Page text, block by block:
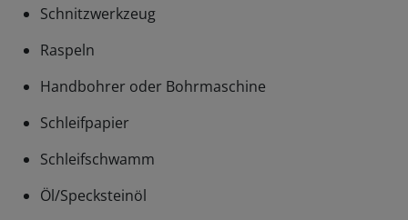
Schnitzwerkzeug
Raspeln
Handbohrer oder Bohrmaschine
Schleifpapier
Schleifschwamm
Öl/Specksteinöl